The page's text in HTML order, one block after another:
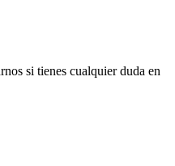
si tienes cualquier duda en